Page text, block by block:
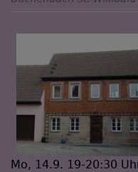
Mo, 14.9. 19-20:30